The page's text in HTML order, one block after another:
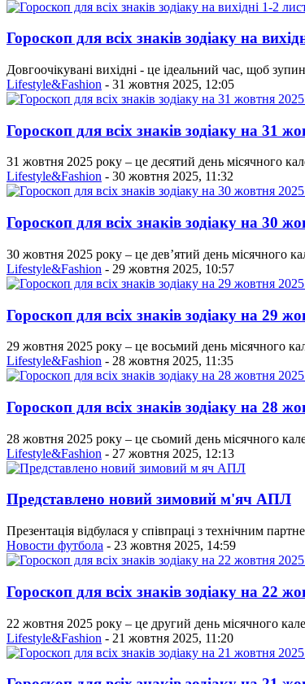
Гороскоп для всіх знаків зодіаку на
Довгоочікувані вихідні - це ідеальний час, щоб
Lifestyle&Fashion - 31 жовтня 2025, 12:05
Гороскоп для всіх знаків зодіаку на 31
31 жовтня 2025 року – це десятий день місячного
Lifestyle&Fashion - 30 жовтня 2025, 11:32
Гороскоп для всіх знаків зодіаку на 30
30 жовтня 2025 року – це дев’ятий день місячного
Lifestyle&Fashion - 29 жовтня 2025, 10:57
Гороскоп для всіх знаків зодіаку на 29
29 жовтня 2025 року – це восьмий день місячного
Lifestyle&Fashion - 28 жовтня 2025, 11:35
Гороскоп для всіх знаків зодіаку на 28
28 жовтня 2025 року – це сьомий день місячного
Lifestyle&Fashion - 27 жовтня 2025, 12:13
Представлено новий зимовий м'яч АПЛ
Презентація відбулася у співпраці з технічним
Новости футбола - 23 жовтня 2025, 14:59
Гороскоп для всіх знаків зодіаку на 22
22 жовтня 2025 року – це другий день місячного
Lifestyle&Fashion - 21 жовтня 2025, 11:20